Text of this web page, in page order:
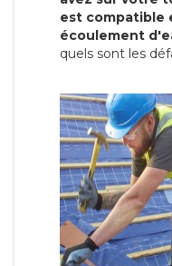
est compatible
écoulement
quels sont les